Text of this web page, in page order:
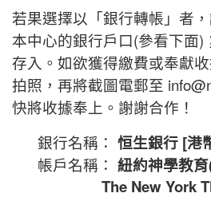
若果選擇以「銀行轉帳」者
本中心的銀行戶口(參看下面)
存入。如欲獲得繳費或奉獻
拍照，再將截圖電郵至
快將收據奉上。謝謝合作！
銀行名稱： 恒生銀行 [港
帳戶名稱： 紐約神學教
The New York